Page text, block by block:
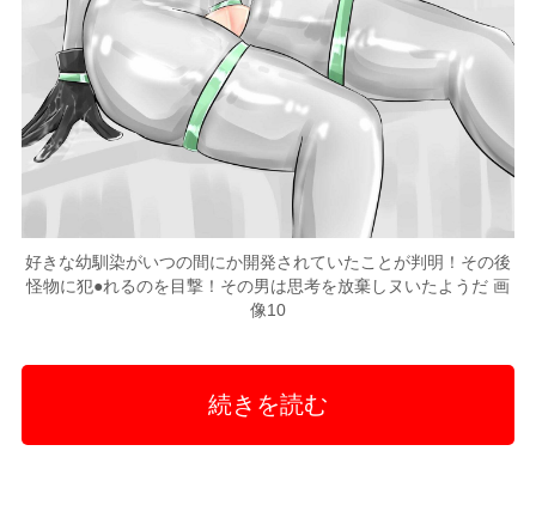
好きな幼馴染がいつの間にか開発されていたことが判明！その後
怪物に犯●れるのを目撃！その男は思考を放棄しヌいたようだ 画
像10
続きを読む